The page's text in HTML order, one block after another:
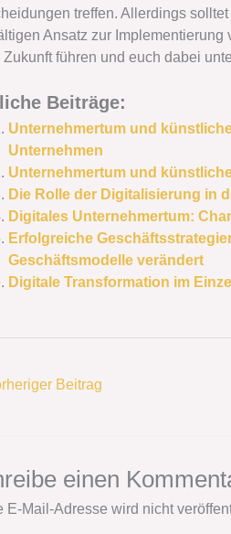
treffen. Allerdings
Ansatz zur
Zukunft führen und euch dabei
Beiträge:
Unternehmertum und
Unternehmen
Unternehmertum und
Die Rolle der Digitalisierung in
Digitales Unternehmertum:
Erfolgreiche
Geschäftsmodelle verändert
Digitale Transformation im
Beitrag
einen
E-Mail-Adresse wird nicht